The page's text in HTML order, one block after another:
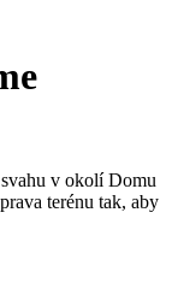
v okolí Domu
terénu tak, aby